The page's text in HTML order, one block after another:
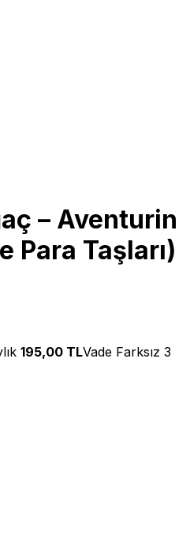
– Aventurin
Para Taşları)
195,00 TLVade Farksız 3